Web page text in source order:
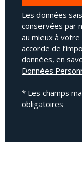
Les données
conservées par
au mieux à
accorde de
données, en
Données
* Les champs
obligatoires